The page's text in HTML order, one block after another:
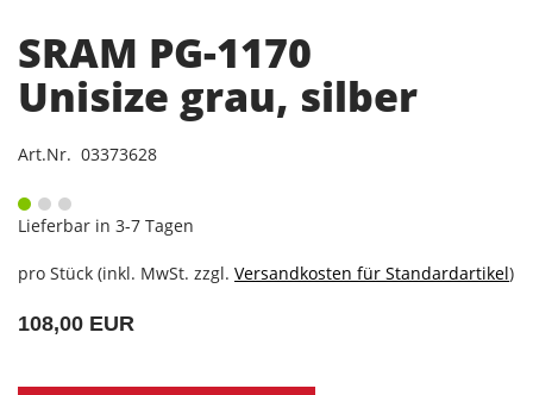
SRAM PG-1170
Unisize grau, silber
Art.Nr. 03373628
Lieferbar in 3-7 Tagen
pro Stück (inkl. MwSt. zzgl. Versandkosten für Standardartikel)
108,00 EUR